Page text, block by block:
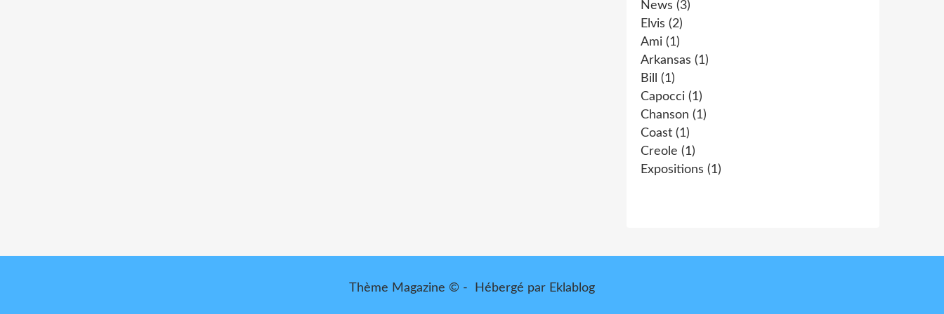
News (3)
Elvis (2)
Ami (1)
Arkansas (1)
Bill
(1)
Capocci (1)
Chanson (1)
Coast (1)
Creole (1)
Expositions (1)
Thème Magazine © - Hébergé par Eklablog